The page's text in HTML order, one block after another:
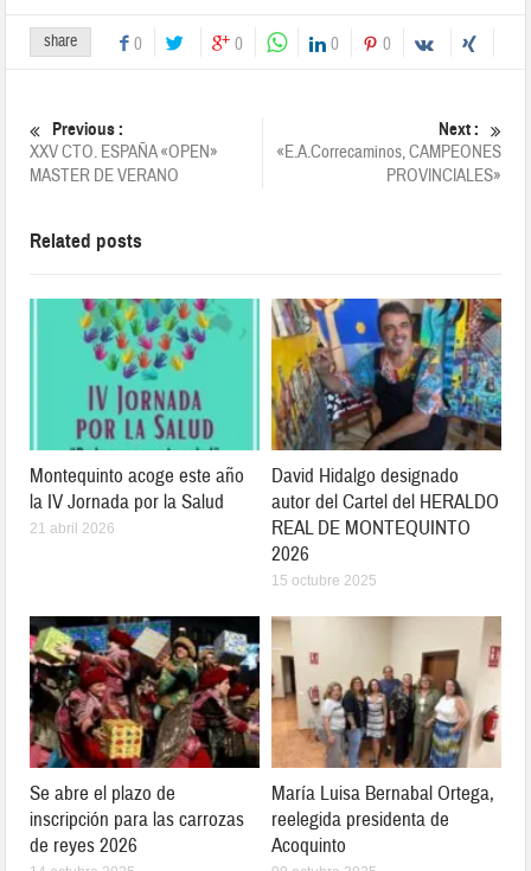
share 0 0 0 0
Previous :
XXV CTO. ESPAÑA «OPEN»
MASTER DE VERANO
Next :
«E.A.Correcaminos, CAMPEONES
PROVINCIALES»
Related posts
Montequinto acoge este año
la IV Jornada por la Salud
21 abril 2026
David Hidalgo designado
autor del Cartel del HERALDO
REAL DE MONTEQUINTO
2026
15 octubre 2025
Se abre el plazo de
inscripción para las carrozas
de reyes 2026
María Luisa Bernabal Ortega,
reelegida presidenta de
Acoquinto